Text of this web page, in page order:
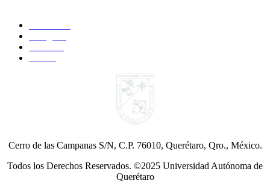
Cerro de las Campanas S/N, C.P. 76010, Querétaro, Qro., México.
Todos los Derechos Reservados. ©2025 Universidad Autónoma de
Querétaro